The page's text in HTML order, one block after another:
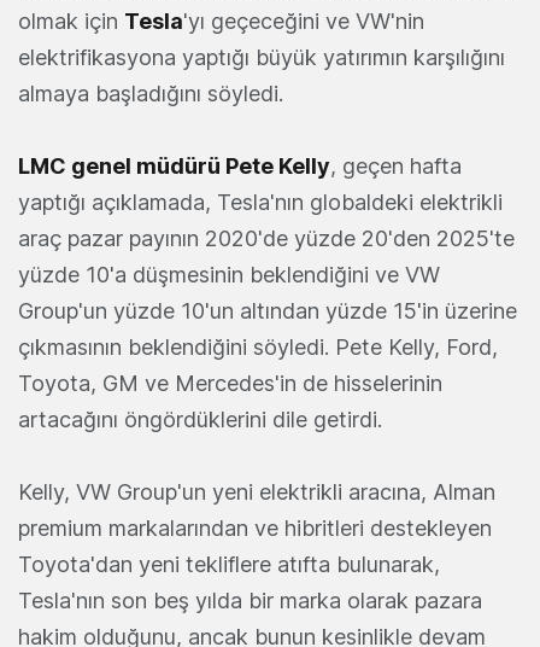
olmak için Tesla'yı geçeceğini ve VW'nin
elektrifikasyona yaptığı büyük yatırımın karşılığını
almaya başladığını söyledi.
LMC genel müdürü Pete Kelly, geçen hafta
yaptığı açıklamada, Tesla'nın globaldeki elektrikli
araç pazar payının 2020'de yüzde 20'den 2025'te
yüzde 10'a düşmesinin beklendiğini ve VW
Group'un yüzde 10'un altından yüzde 15'in üzerine
çıkmasının beklendiğini söyledi. Pete Kelly, Ford,
Toyota, GM ve Mercedes'in de hisselerinin
artacağını öngördüklerini dile getirdi.
Kelly, VW Group'un yeni elektrikli aracına, Alman
premium markalarından ve hibritleri destekleyen
Toyota'dan yeni tekliflere atıfta bulunarak,
Tesla'nın son beş yılda bir marka olarak pazara
hakim olduğunu, ancak bunun kesinlikle devam